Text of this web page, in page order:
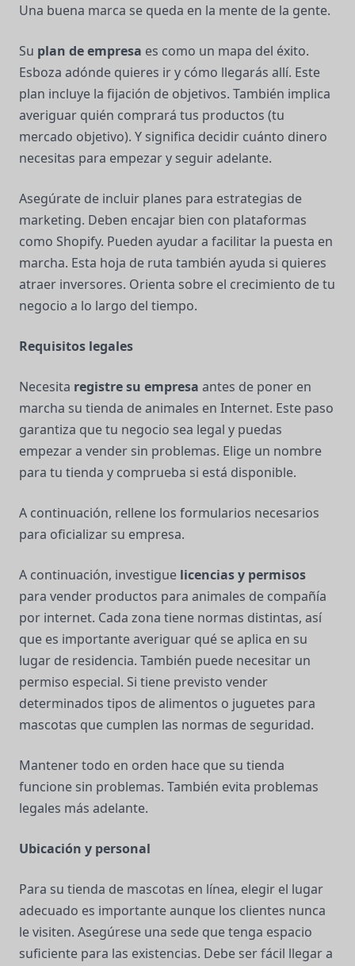
Una buena marca se queda en la mente de la gente.
Su plan de empresa es como un mapa del éxito.
Esboza adónde quieres ir y cómo llegarás allí. Este
plan incluye la fijación de objetivos. También implica
averiguar quién comprará tus productos (tu
mercado objetivo). Y significa decidir cuánto dinero
necesitas para empezar y seguir adelante.
Asegúrate de incluir planes para estrategias de
marketing. Deben encajar bien con plataformas
como Shopify. Pueden ayudar a facilitar la puesta en
marcha. Esta hoja de ruta también ayuda si quieres
atraer inversores. Orienta sobre el crecimiento de tu
negocio a lo largo del tiempo.
Requisitos legales
Necesita registre su empresa antes de poner en
marcha su tienda de animales en Internet. Este paso
garantiza que tu negocio sea legal y puedas
empezar a vender sin problemas. Elige un nombre
para tu tienda y comprueba si está disponible.
A continuación, rellene los formularios necesarios
para oficializar su empresa.
A continuación, investigue licencias y permisos
para vender productos para animales de compañía
por internet. Cada zona tiene normas distintas, así
que es importante averiguar qué se aplica en su
lugar de residencia. También puede necesitar un
permiso especial. Si tiene previsto vender
determinados tipos de alimentos o juguetes para
mascotas que cumplen las normas de seguridad.
Mantener todo en orden hace que su tienda
funcione sin problemas. También evita problemas
legales más adelante.
Ubicación y personal
Para su tienda de mascotas en línea, elegir el lugar
adecuado es importante aunque los clientes nunca
le visiten. Asegúrese una sede que tenga espacio
suficiente para las existencias. Debe ser fácil llegar a